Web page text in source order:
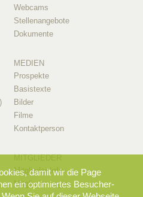
Webcams
Stellenangebote
Dokumente
MEDIEN
Prospekte
Basistexte
Bilder
Filme
Kontaktperson
Mitglieder-Info
Mitglieder-Login
damit wir die Page
ein optimiertes Besucher-